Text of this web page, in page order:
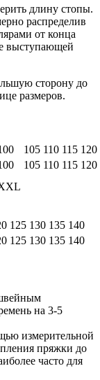
длину стопы.
распределив
от конца
выступающей
сторону до
размеров.
105 110 115 120
105 110 115 120
125 130 135 140
125 130 135 140
на 3-5
измерительной
пряжки до
часто для